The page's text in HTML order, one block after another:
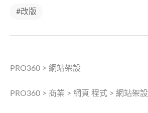
#改版
PRO360 > 網站架設
PRO360 > 商業 > 網頁 程式 > 網站架設